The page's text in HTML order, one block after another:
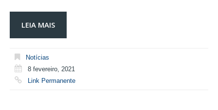
LEIA MAIS
Notícias
8 fevereiro, 2021
Link Permanente